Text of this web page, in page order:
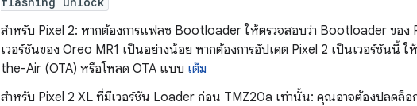
สำหรับ Pixel 2: หากต้องการแฟลช Bootloader ให้ตรวจสอบว่า Bootloader ของ
เวอร์ชันของ Oreo MR1 เป็นอย่างน้อย หากต้องการอัปเดต Pixel 2 เป็นเวอร์ชันนี้
the-Air (OTA) หรือโหลด OTA แบบ เต็ม
สำหรับ Pixel 2 XL ที่มีเวอร์ชัน Loader ก่อน TMZ20a เท่านั้น: คุณอาจต้องปลดล็